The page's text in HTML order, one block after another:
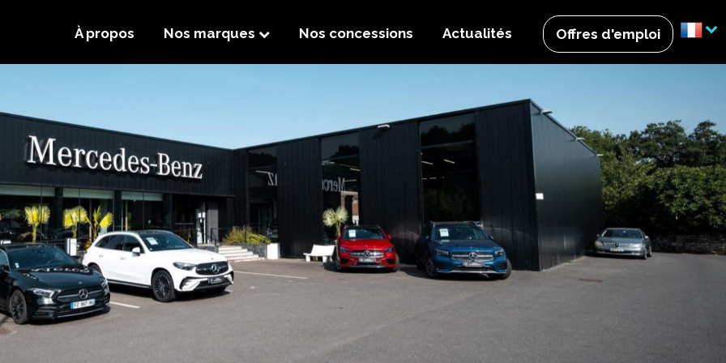
À propos
Nos marques Nos concessions Actualités Offres d'emploi